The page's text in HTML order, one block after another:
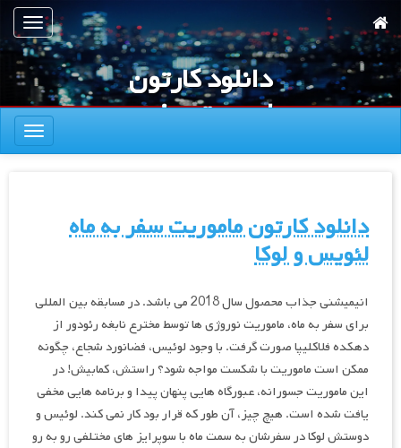
به
محتوای
اصلی
ناوبری
دانلود کارتون
ماموریت سفر به
ماه لئویس و لوکا
ناوبری
دانلود کارتون ماموریت سفر به ماه
لئویس و لوکا
انیمیشنی جذاب محصول سال 2018 می باشد. در مسابقه بین المللی
برای سفر به ماه، ماموریت نوروژی ها توسط مخترع نابغه رئودور از
دهکده فلاکلیپا صورت گرفت. با وجود لوئیس، فضانورد شجاع، چگونه
ممکن است ماموریت با شکست مواجه شود؟ راستش، کمابیش! در
این ماموریت جسورانه، عبورگاه هایی پنهان پیدا و برنامه هایی مخفی
یافت شده است. هیچ چیز، آن طور که قرار بود کار نمی کند. لوئیس و
دوستش لوکا در سفرشان به سمت ماه با سوپرایز های مختلفی رو به رو